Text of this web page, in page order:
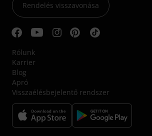
Rendelés visszavonása
Rólunk
Karrier
Blog
Apró
Visszaélésbejelentő rendszer